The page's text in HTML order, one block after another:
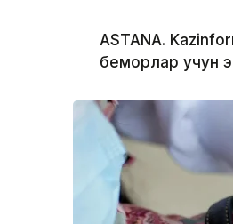
ASTANA.
беморлар учун